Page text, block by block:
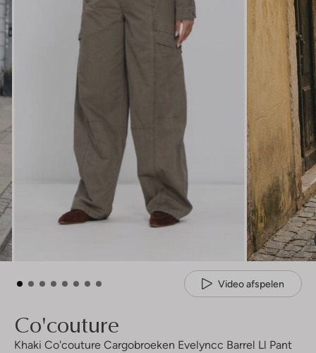
Video afspelen
Co'couture
Khaki Co'couture Cargobroeken Evelyncc Barrel Ll Pant